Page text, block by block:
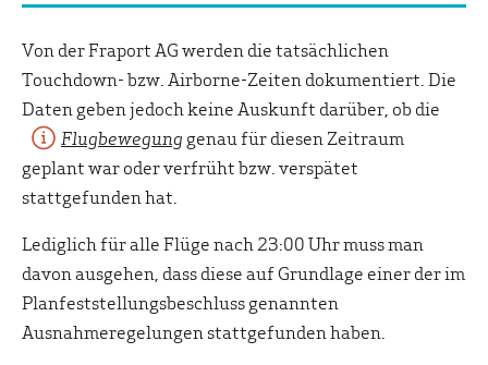
Von der Fraport AG werden die tatsächlichen
Touchdown- bzw. Airborne-Zeiten dokumentiert. Die
Daten geben jedoch keine Auskunft darüber, ob die
Flugbewegung genau für diesen Zeitraum
geplant war oder verfrüht bzw. verspätet
stattgefunden hat.
Lediglich für alle Flüge nach 23:00 Uhr muss man
davon ausgehen, dass diese auf Grundlage einer der im
Planfeststellungsbeschluss genannten
Ausnahmeregelungen stattgefunden haben.